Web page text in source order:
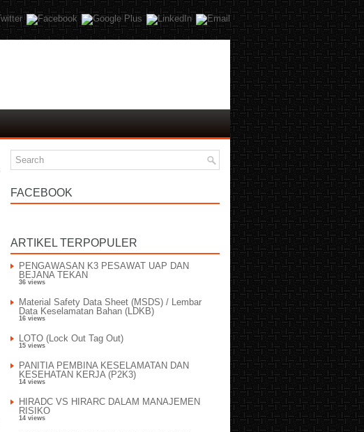
FACEBOOK
ARTIKEL TERPOPULER
PENGAWASAN K3 PESAWAT UAP DAN
BEJANA TEKAN
36 views
Material Safety Data Sheet (MSDS) / Lembar
Data Keselamatan Bahan (LDKB)
16 views
LOTO (Lock Out Tag Out)
15 views
PANITIA PEMBINA KESELAMATAN DAN
KESEHATAN KERJA (P2K3)
14 views
HIRADC VS HIRARC DALAM MANAJEMEN
RISIKO
14 views